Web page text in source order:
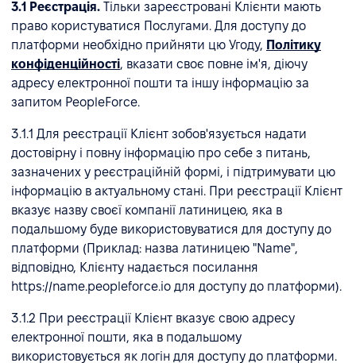
3.1 Реєстрація. Тільки зареєстровані Клієнти мають
право користуватися Послугами. Для доступу до
платформи необхідно прийняти цю Угоду, Політику
конфіденційності, вказати своє повне ім'я, діючу
адресу електронної пошти та іншу інформацію за
запитом PeopleForce.
3.1.1 Для реєстрації Клієнт зобов'язується надати
достовірну і повну інформацію про себе з питань,
зазначених у реєстраційній формі, і підтримувати цю
інформацію в актуальному стані. При реєстрації Клієнт
вказує назву своєї компанії латиницею, яка в
подальшому буде використовуватися для доступу до
платформи (Приклад: назва латиницею "Name",
відповідно, Клієнту надається посилання
https://name.peopleforce.io для доступу до платформи).
3.1.2 При реєстрації Клієнт вказує свою адресу
електронної пошти, яка в подальшому
використовується як логін для доступу до платформи.